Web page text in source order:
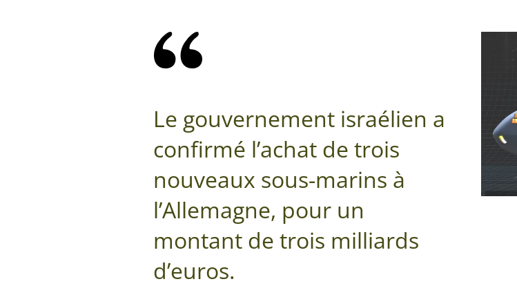
Le gouvernement israélien a
confirmé l’achat de trois
nouveaux sous-marins à
l’Allemagne, pour un
montant de trois milliards
d’euros.